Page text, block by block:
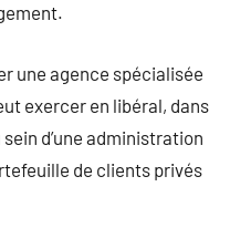
une agence spécialisée
exercer en libéral, dans
d’une administration
de clients privés